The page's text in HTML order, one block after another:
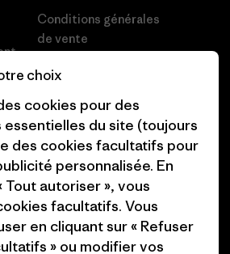
Conditions générales
de vente
Préférences de cookie
Carrières
Presse et media
Industry program
Programme d’affiliation
Patagonia Suisse Plan du site
choix
cookies pour des
du site (toujours
des cookies facultatifs pour
personnalisée. En
autoriser », vous
facultatifs. Vous
en cliquant sur « Refuser
» ou modifier vos